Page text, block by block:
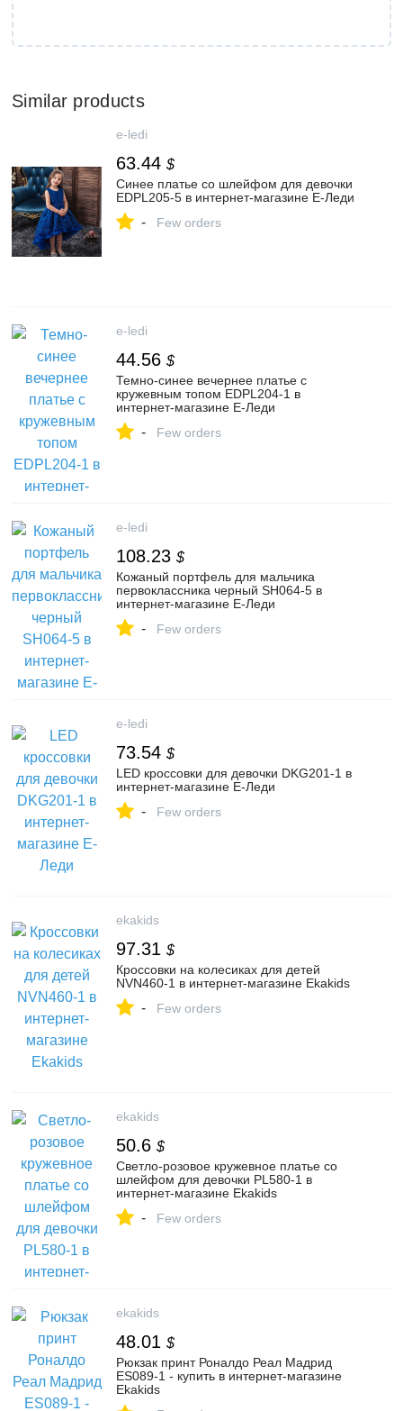
Similar products
e-ledi
63.44 $
Синее платье со шлейфом для девочки
EDPL205-5 в интернет-магазине Е-Леди
- Few orders
e-ledi
44.56 $
Темно-синее вечернее платье с
кружевным топом EDPL204-1 в
интернет-магазине Е-Леди
- Few orders
e-ledi
108.23 $
Кожаный портфель для мальчика
первоклассника черный SH064-5 в
интернет-магазине Е-Леди
- Few orders
e-ledi
73.54 $
LED кроссовки для девочки DKG201-1 в
интернет-магазине Е-Леди
- Few orders
ekakids
97.31 $
Кроссовки на колесиках для детей
NVN460-1 в интернет-магазине Ekakids
- Few orders
ekakids
50.6 $
Светло-розовое кружевное платье со
шлейфом для девочки PL580-1 в
интернет-магазине Ekakids
- Few orders
ekakids
48.01 $
Рюкзак принт Роналдо Реал Мадрид
ES089-1 - купить в интернет-магазине
Ekakids